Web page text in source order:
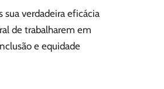
verdadeira eficácia
de trabalharem em
e equidade